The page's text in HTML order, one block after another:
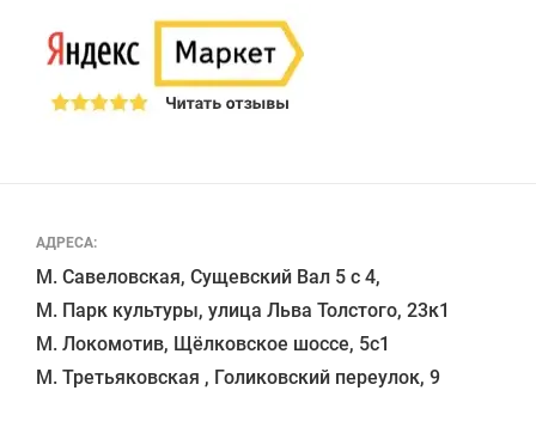
АДРЕСА:
М. Савеловская, Сущевский Вал 5 с 4,
М. Парк культуры, улица Льва Толстого, 23к1
М. Локомотив, Щёлковское шоссе, 5с1